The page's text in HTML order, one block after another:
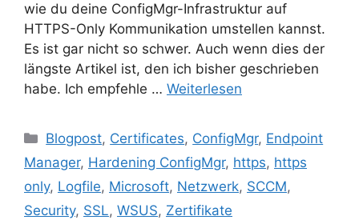
wie du deine ConfigMgr-Infrastruktur auf
HTTPS-Only Kommunikation umstellen kannst.
Es ist gar nicht so schwer. Auch wenn dies der
längste Artikel ist, den ich bisher geschrieben
habe. Ich empfehle … Weiterlesen
Kategorien
Blogpost, Certificates, ConfigMgr, Endpoint
Manager, Hardening ConfigMgr, https, https
only, Logfile, Microsoft, Netzwerk, SCCM,
Security, SSL, WSUS, Zertifikate